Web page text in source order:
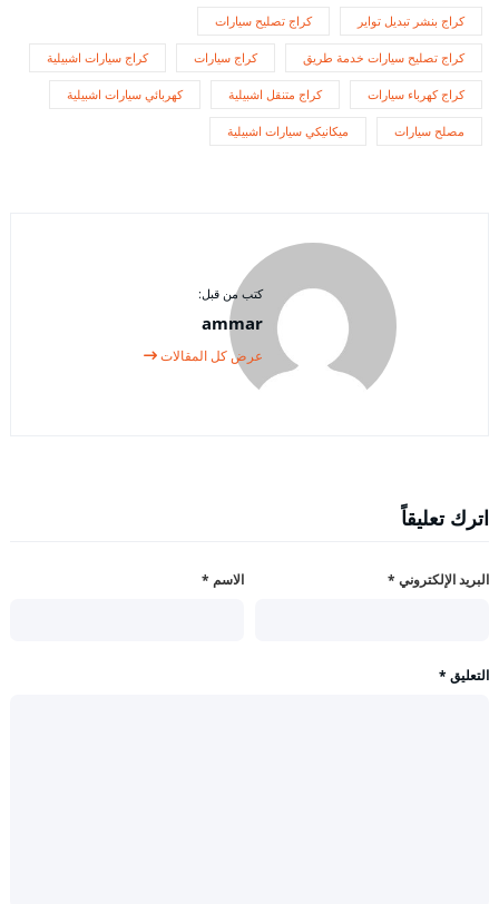
كراج بنشر تبديل تواير كراج تصليح سيارات
كراج تصليح سيارات خدمة طريق كراج سيارات كراج سيارات اشبيلية
كراج كهرباء سيارات كراج متنقل اشبيلية كهربائي سيارات اشبيلية
مصلح سيارات ميكانيكي سيارات اشبيلية
كتب من قبل:
ammar
عرض كل المقالات
اترك تعليقاً
الاسم * البريد الإلكتروني *
التعليق *